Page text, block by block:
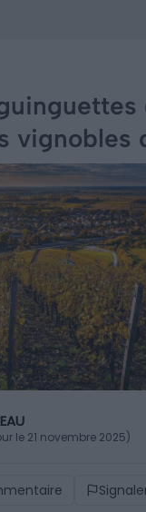
vignobles
le 21 novembre 2025)